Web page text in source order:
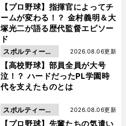
【プロ野球】指揮官によってチ
ームが変わる！？ 金村義明＆大
塚光二が語る歴代監督エピソー
ド
動画
【高校野球】部員全員が大号
泣！？ ハードだったPL学園時
代を支えたものとは
2026.08.06更新
スポルティーバ
動画
【プロ野球】先輩たちの気遣い
2026.08.06更新
スポルティーバ
動画